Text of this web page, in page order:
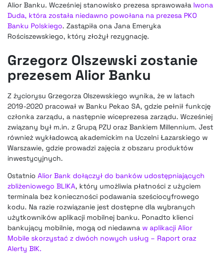
Alior Banku. Wcześniej stanowisko prezesa sprawowała Iwona
Duda, która została niedawno powołana na prezesa PKO
Banku Polskiego. Zastąpiła ona Jana Emeryka
Rościszewskiego, który złożył rezygnację.
Grzegorz Olszewski zostanie
prezesem Alior Banku
Z życiorysu Grzegorza Olszewskiego wynika, że w latach
2019-2020 pracował w Banku Pekao SA, gdzie pełnił funkcję
członka zarządu, a następnie wiceprezesa zarządu. Wcześniej
związany był m.in. z Grupą PZU oraz Bankiem Millennium. Jest
również wykładowcą akademickim na Uczelni Łazarskiego w
Warszawie, gdzie prowadzi zajęcia z obszaru produktów
inwestycyjnych.
Ostatnio Alior Bank dołączył do banków udostępniających
zbliżeniowego BLIKA, który umożliwia płatności z użyciem
terminala bez konieczności podawania sześciocyfrowego
kodu. Na razie rozwiązanie jest dostępne dla wybranych
użytkowników aplikacji mobilnej banku. Ponadto klienci
bankujący mobilnie, mogą od niedawna w aplikacji Alior
Mobile skorzystać z dwóch nowych usług – Raport oraz
Alerty BIK.